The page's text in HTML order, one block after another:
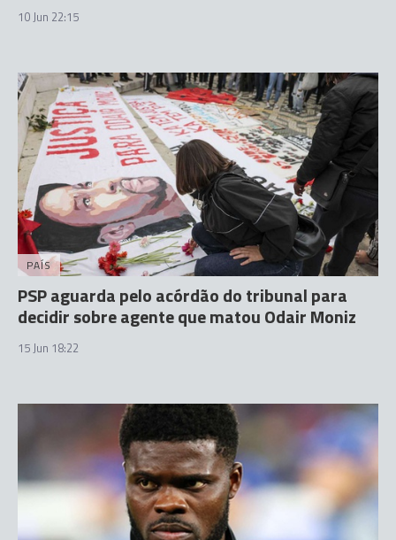
10 Jun 22:15
PAÍS
PSP aguarda pelo acórdão do tribunal para
decidir sobre agente que matou Odair Moniz
15 Jun 18:22